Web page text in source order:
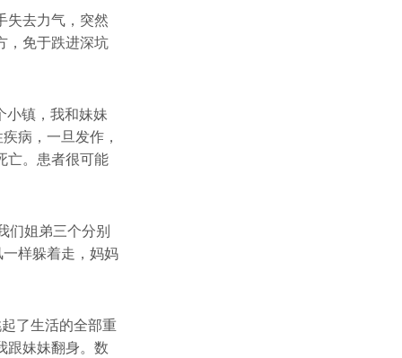
失去力气，突然
，免于跌进深坑
小镇，我和妹妹
病，一旦发作，
亡。患者很可能
们姐弟三个分别
样躲着走，妈妈
了生活的全部重
跟妹妹翻身。数